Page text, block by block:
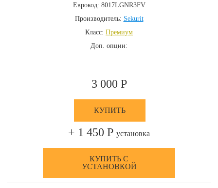
Еврокод: 8017LGNR3FV
Производитель: Sekurit
Класс: Премиум
Доп. опции:
3 000 Р
КУПИТЬ
+ 1 450 Р установка
КУПИТЬ С
УСТАНОВКОЙ